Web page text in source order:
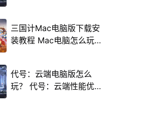
三国计Mac电脑版下载安
装教程 Mac电脑怎么玩
代号：云端电脑版怎么
玩？ 代号：云端性能优